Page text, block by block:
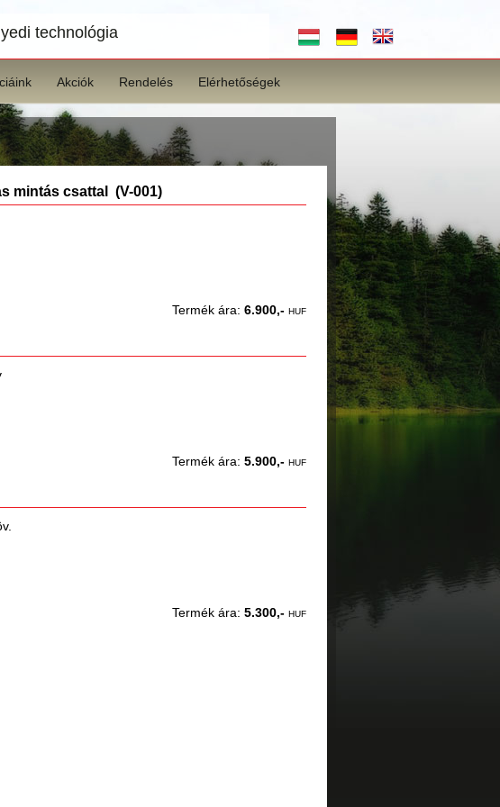
technológia
Akciók Rendelés Elérhetőségek
mintás csattal (V-001)
Termék ára: 6.900,- HUF
Termék ára: 5.900,- HUF
Termék ára: 5.300,- HUF